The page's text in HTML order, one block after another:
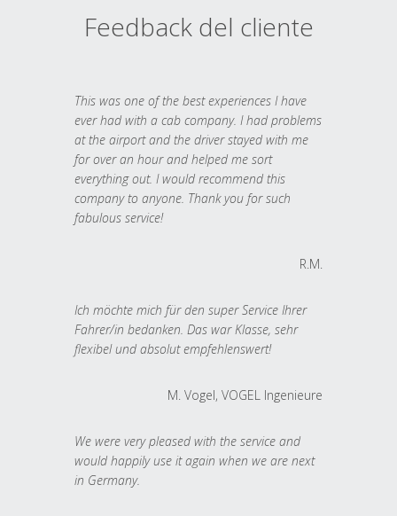
Feedback del cliente
This was one of the best experiences I have
ever had with a cab company. I had problems
at the airport and the driver stayed with me
for over an hour and helped me sort
everything out. I would recommend this
company to anyone. Thank you for such
fabulous service!
R.M.
Ich möchte mich für den super Service Ihrer
Fahrer/in bedanken. Das war Klasse, sehr
flexibel und absolut empfehlenswert!
M. Vogel, VOGEL Ingenieure
We were very pleased with the service and
would happily use it again when we are next
in Germany.